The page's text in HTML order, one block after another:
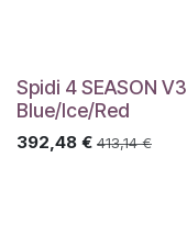
Spidi 4 SEASON V3
Blue/Ice/Red
392,48 € 413,14€